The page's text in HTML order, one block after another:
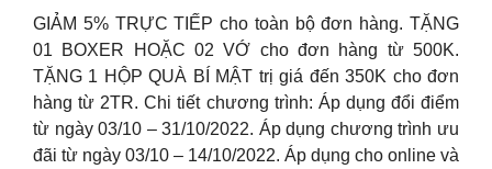
GIẢM 5% TRỰC TIẾP cho toàn bộ đơn hàng. TẶNG
01 BOXER HOẶC 02 VỚ cho đơn hàng từ 500K.
TẶNG 1 HỘP QUÀ BÍ MẬT trị giá đến 350K cho đơn
hàng từ 2TR. Chi tiết chương trình: Áp dụng đổi điểm
từ ngày 03/10 – 31/10/2022. Áp dụng chương trình ưu
đãi từ ngày 03/10 – 14/10/2022. Áp dụng cho online và